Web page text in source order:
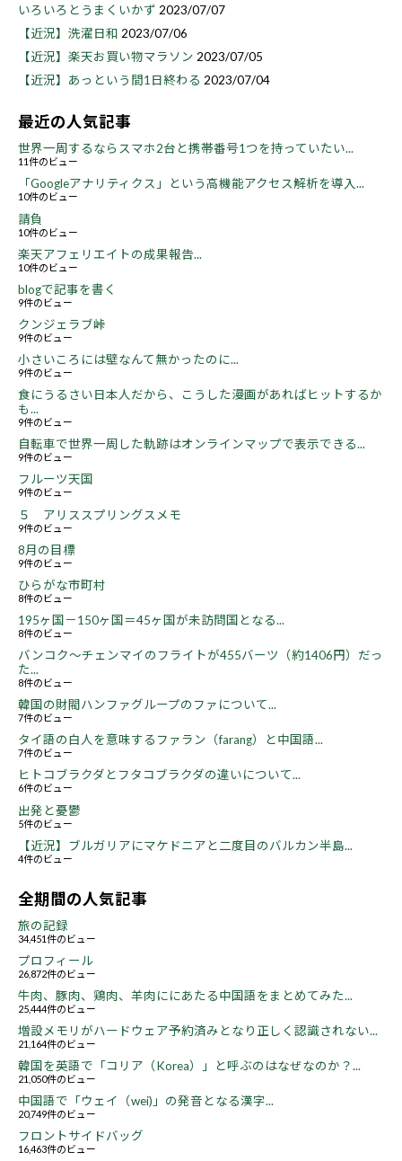
いろいろとうまくいかず 2023/07/07
【近況】洗濯日和 2023/07/06
【近況】楽天お買い物マラソン 2023/07/05
【近況】あっという間1日終わる 2023/07/04
最近の人気記事
世界一周するならスマホ2台と携帯番号1つを持っていたい...
11件のビュー
「Googleアナリティクス」という高機能アクセス解析を導入...
10件のビュー
請負
10件のビュー
楽天アフェリエイトの成果報告...
10件のビュー
blogで記事を書く
9件のビュー
クンジェラブ峠
9件のビュー
小さいころには壁なんて無かったのに...
9件のビュー
食にうるさい日本人だから、こうした漫画があればヒットするか
も...
9件のビュー
自転車で世界一周した軌跡はオンラインマップで表示できる...
9件のビュー
フルーツ天国
9件のビュー
５ アリススプリングスメモ
9件のビュー
8月の目標
9件のビュー
ひらがな市町村
8件のビュー
195ヶ国－150ヶ国＝45ヶ国が未訪問国となる...
8件のビュー
バンコク～チェンマイのフライトが455バーツ（約1406円）だっ
た...
8件のビュー
韓国の財閥ハンファグループのファについて...
7件のビュー
タイ語の白人を意味するファラン（farang）と中国語...
7件のビュー
ヒトコブラクダとフタコブラクダの違いについて...
6件のビュー
出発と憂鬱
5件のビュー
【近況】ブルガリアにマケドニアと二度目のバルカン半島...
4件のビュー
全期間の人気記事
旅の記録
34,451件のビュー
プロフィール
26,872件のビュー
牛肉、豚肉、鶏肉、羊肉ににあたる中国語をまとめてみた...
25,444件のビュー
増設メモリがハードウェア予約済みとなり正しく認識されない...
21,164件のビュー
韓国を英語で「コリア（Korea）」と呼ぶのはなぜなのか？...
21,050件のビュー
中国語で「ウェイ（wei)」の発音となる漢字...
20,749件のビュー
フロントサイドバッグ
16,463件のビュー